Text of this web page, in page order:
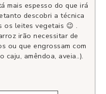
mais espesso do que irá
descobri a técnica
os leites vegetais 😉 .
irão necessitar de
ou que engrossam com
caju, amêndoa, aveia..).